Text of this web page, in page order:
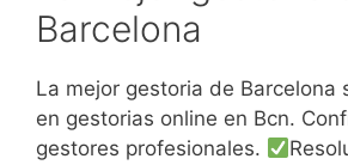
Barcelona
La mejor gestoria de Barcelona
en gestorias online en Bcn.
gestores profesionales.